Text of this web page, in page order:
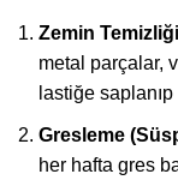
Zemin
metal parçalar,
lastiğe
Gresleme
her hafta gres